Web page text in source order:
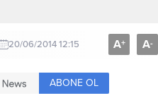
20/06/2014 12:15 A+ A-
ABONE OL